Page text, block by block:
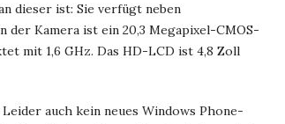
dieser ist: Sie verfügt neben
der Kamera ist ein 20,3 Megapixel-CMOS-
mit 1,6 GHz. Das HD-LCD ist 4,8 Zoll
auch kein neues Windows Phone-